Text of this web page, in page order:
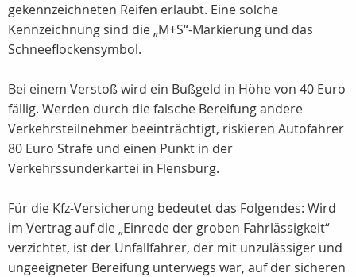
gekennzeichneten Reifen erlaubt. Eine solche
Kennzeichnung sind die „M+S“-Markierung und das
Schneeflockensymbol.
Bei einem Verstoß wird ein Bußgeld in Höhe von 40 Euro
fällig. Werden durch die falsche Bereifung andere
Verkehrsteilnehmer beeinträchtigt, riskieren Autofahrer
80 Euro Strafe und einen Punkt in der
Verkehrssünderkartei in Flensburg.
Für die Kfz-Versicherung bedeutet das Folgendes: Wird
im Vertrag auf die „Einrede der groben Fahrlässigkeit“
verzichtet, ist der Unfallfahrer, der mit unzulässiger und
ungeeigneter Bereifung unterwegs war, auf der sicheren